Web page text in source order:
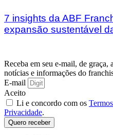
7 insights da ABF
expansão sustentável
Receba em seu e-mail, de
notícias e informações do
E-mail
Aceito
Li e concordo com os
Privacidade.
Quero receber